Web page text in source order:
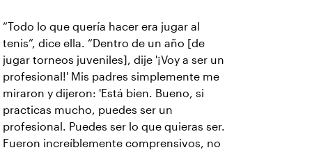
“Todo lo que quería hacer era jugar al
tenis”, dice ella. “Dentro de un año [de
jugar torneos juveniles], dije '¡Voy a ser un
profesional!' Mis padres simplemente me
miraron y dijeron: 'Está bien. Bueno, si
practicas mucho, puedes ser un
profesional. Puedes ser lo que quieras ser.
Fueron increíblemente comprensivos, no